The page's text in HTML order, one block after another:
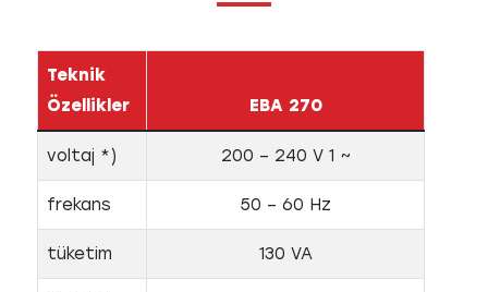
Teknik
Özellikler
EBA 270
voltaj *) 200 – 240 V 1 ~
frekans 50 – 60 Hz
tüketim 130 VA